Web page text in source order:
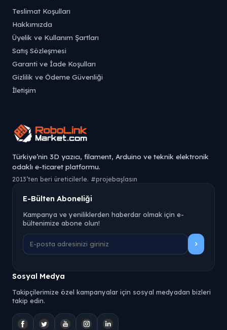
Teslimat Koşulları
Hakkımızda
Üyelik ve Kullanım Şartları
Satış Sözleşmesi
Garanti ve İade Koşulları
Gizlilik ve Ödeme Güvenliği
İletişim
Türkiye’nin 3D yazıcı, filament, Arduino ve teknik elektronik
odaklı e-ticaret platformu.
2013’ten beri üreticilerle. #projebaşlasın
E-Bülten Aboneliği
Kampanya ve yeniliklerden haberdar olmak için e-
bültenimize abone olun!
Sosyal Medya
Takipçilerimize özel kampanyalar için sosyal medyadan bizleri
takip edin.